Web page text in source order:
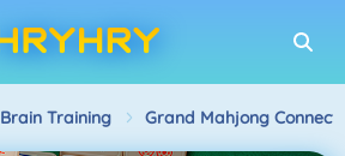
Brain Training Grand Mahjong Connect